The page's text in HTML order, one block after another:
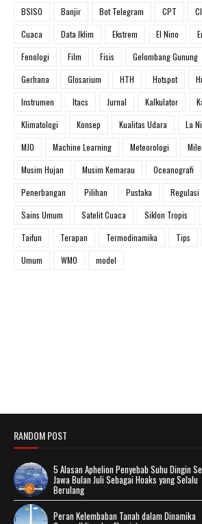
BSISO
Banjir Bot Telegram CPT
Cuaca
Data Iklim Ekstrem El Nino
Fenologi
Film Fisis Gelombang Gunung
Gerhana
Glosarium HTH Hotspot
Instrumen
Itacs Jurnal Kalkulator
Klimatologi
Konsep Kualitas Udara La
MJO
Machine Learning Meteorologi
Musim Hujan
Musim Kemarau Oceanografi
Penerbangan
Pilihan Pustaka Regulasi
Sains Umum
Satelit Cuaca Siklon Tropis
Taifun
Terapan Termodinamika Tips
Umum
WMO model
RANDOM POST
5 Alasan Aphelion Penyebab Suhu Dingin
Jawa Bulan Juli Sebagai Hoaks yang Selalu
Berulang
Peran Kelembaban Tanah dalam Dinamika